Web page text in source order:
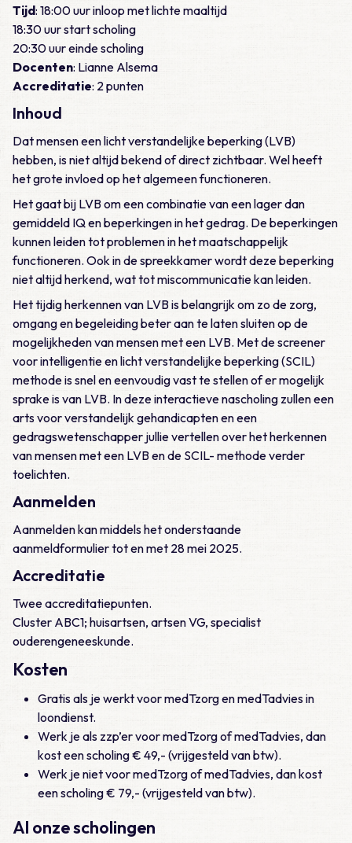
Tijd: 18:00 uur inloop met lichte maaltijd
18:30 uur start scholing
20:30 uur einde scholing
Docenten: Lianne Alsema
Accreditatie: 2 punten
Inhoud
Dat mensen een licht verstandelijke beperking (LVB)
hebben, is niet altijd bekend of direct zichtbaar. Wel heeft
het grote invloed op het algemeen functioneren.
Het gaat bij LVB om een combinatie van een lager dan
gemiddeld IQ en beperkingen in het gedrag. De beperkingen
kunnen leiden tot problemen in het maatschappelijk
functioneren. Ook in de spreekkamer wordt deze beperking
niet altijd herkend, wat tot miscommunicatie kan leiden.
Het tijdig herkennen van LVB is belangrijk om zo de zorg,
omgang en begeleiding beter aan te laten sluiten op de
mogelijkheden van mensen met een LVB. Met de screener
voor intelligentie en licht verstandelijke beperking (SCIL)
methode is snel en eenvoudig vast te stellen of er mogelijk
sprake is van LVB. In deze interactieve nascholing zullen een
arts voor verstandelijk gehandicapten en een
gedragswetenschapper jullie vertellen over het herkennen
van mensen met een LVB en de SCIL- methode verder
toelichten.
Aanmelden
Aanmelden kan middels het onderstaande
aanmeldformulier tot en met 28 mei 2025.
Accreditatie
Twee accreditatiepunten.
Cluster ABC1; huisartsen, artsen VG, specialist
ouderengeneeskunde.
Kosten
Gratis als je werkt voor medTzorg en medTadvies in
loondienst.
Werk je als zzp’er voor medTzorg of medTadvies, dan
kost een scholing € 49,- (vrijgesteld van btw).
Werk je niet voor medTzorg of medTadvies, dan kost
een scholing € 79,- (vrijgesteld van btw).
Al onze scholingen